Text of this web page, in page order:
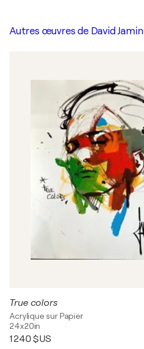
Autres œuvres de David Jamin
True colors
Acrylique sur Papier
24x20in
1 240 $US